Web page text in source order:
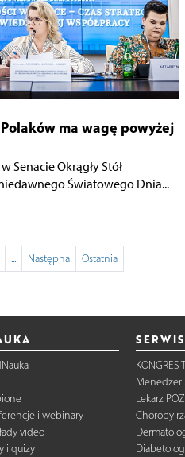
ma wagę powyżej
Senacie Okrągły Stół
Światowego Dnia...
... Następna Ostatnia
i webinary
video
i quizy
KONGRES
Menedżer
Lekarz POZ
Choroby